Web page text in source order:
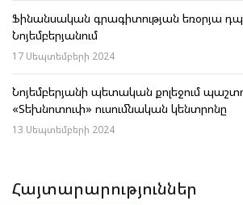
Ֆինանսական գրագիտության եռօրյա
Նոյեմբերյանում
17 Սեպտեմբերի 2024
Նոյեմբերյանի պետական քոլեջում
«Տեխնոտուփ» ուսումնական կենտրոնը
13 Սեպտեմբերի 2024
Հայտարարություններ